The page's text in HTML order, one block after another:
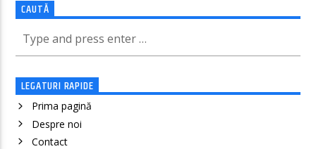
CAUTĂ
LEGATURI RAPIDE
Prima pagină
Despre noi
Contact